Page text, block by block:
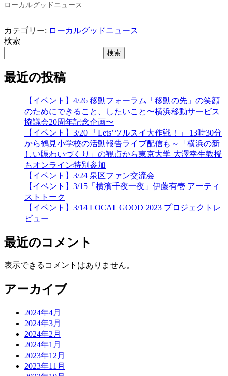
ローカルグッドニュース
カテゴリー: ローカルグッドニュース
検索
検索
最近の投稿
【イベント】4/26 移動フォーラム「移動の先」の笑顔
のためにできること、したいこと〜横浜移動サービス
協議会20周年記念企画〜
【イベント】3/20 「Lets’ツルスイ大作戦！」 13時30分
から鶴見小学校の活動報告ライブ配信も～「横浜の新
しい賑わいづくり」の観点から東京大学 大澤幸生教授
もオンライン特別参加
【イベント】3/24 泉区ファン交流会
【イベント】3/15「横濱千夜一夜」伊藤有壱 アーティ
ストトーク
【イベント】3/14 LOCAL GOOD 2023 プロジェクトレ
ビュー
最近のコメント
表示できるコメントはありません。
アーカイブ
2024年4月
2024年3月
2024年2月
2024年1月
2023年12月
2023年11月